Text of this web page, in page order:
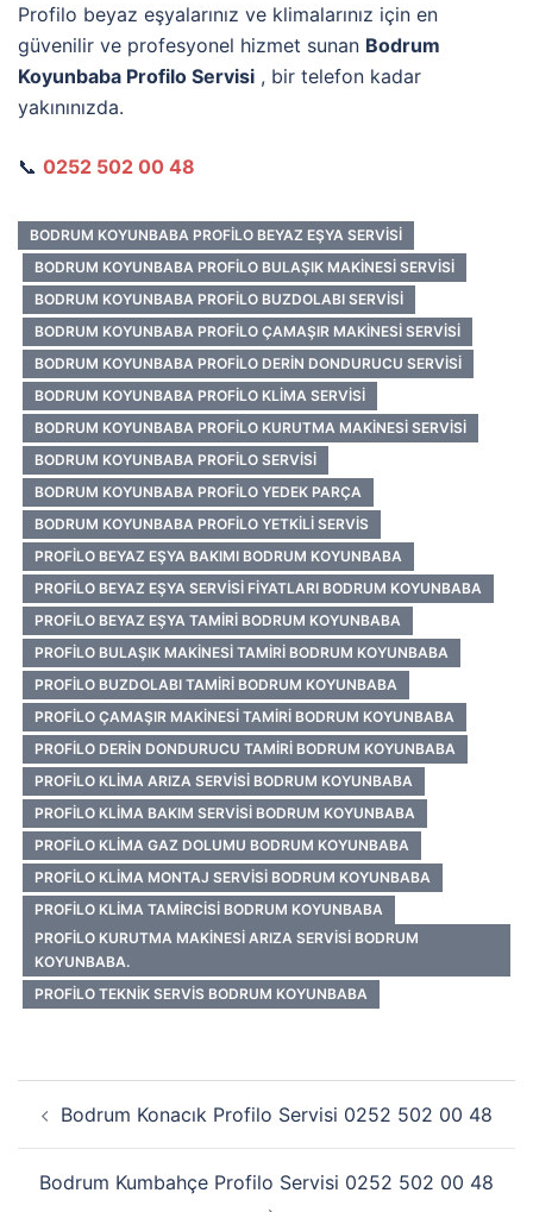
Profilo beyaz eşyalarınız ve klimalarınız için en
güvenilir ve profesyonel hizmet sunan Bodrum
Koyunbaba Profilo Servisi , bir telefon kadar
yakınınızda.
📞 0252 502 00 48
BODRUM KOYUNBABA PROFILO BEYAZ EŞYA SERVISI
BODRUM KOYUNBABA PROFILO BULAŞIK MAKINESI SERVISI
BODRUM KOYUNBABA PROFILO BUZDOLABI SERVISI
BODRUM KOYUNBABA PROFILO ÇAMAŞIR MAKINESI SERVISI
BODRUM KOYUNBABA PROFILO DERIN DONDURUCU SERVISI
BODRUM KOYUNBABA PROFILO KLIMA SERVISI
BODRUM KOYUNBABA PROFILO KURUTMA MAKINESI SERVISI
BODRUM KOYUNBABA PROFILO SERVISI
BODRUM KOYUNBABA PROFILO YEDEK PARÇA
BODRUM KOYUNBABA PROFILO YETKILI SERVIS
PROFILO BEYAZ EŞYA BAKIMI BODRUM KOYUNBABA
PROFILO BEYAZ EŞYA SERVISI FIYATLARI BODRUM KOYUNBABA
PROFILO BEYAZ EŞYA TAMIRI BODRUM KOYUNBABA
PROFILO BULAŞIK MAKINESI TAMIRI BODRUM KOYUNBABA
PROFILO BUZDOLABI TAMIRI BODRUM KOYUNBABA
PROFILO ÇAMAŞIR MAKINESI TAMIRI BODRUM KOYUNBABA
PROFILO DERIN DONDURUCU TAMIRI BODRUM KOYUNBABA
PROFILO KLIMA ARIZA SERVISI BODRUM KOYUNBABA
PROFILO KLIMA BAKIM SERVISI BODRUM KOYUNBABA
PROFILO KLIMA GAZ DOLUMU BODRUM KOYUNBABA
PROFILO KLIMA MONTAJ SERVISI BODRUM KOYUNBABA
PROFILO KLIMA TAMIRCISI BODRUM KOYUNBABA
PROFILO KURUTMA MAKINESI ARIZA SERVISI BODRUM
KOYUNBABA.
PROFILO TEKNIK SERVIS BODRUM KOYUNBABA
dolaşımı
Bodrum Konacık Profilo Servisi 0252 502 00 48
Bodrum Kumbahçe Profilo Servisi 0252 502 00 48